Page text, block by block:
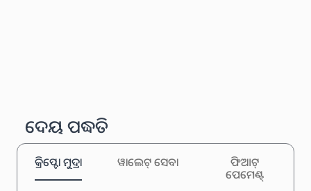
ଦେୟ ପଦ୍ଧତି
କ୍ରିପ୍ଟୋ ମୁଦ୍ରା ୱାଲେଟ୍ ସେବା
ଫିଆଟ୍
ପେମେଣ୍ଟ୍